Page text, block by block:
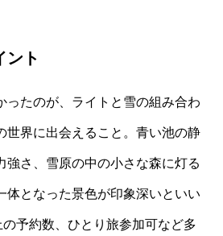
ント
ったのが、ライトと雪の組み合わ
世界に出会えること。青い池の静
強さ、雪原の中の小さな森に灯る
体となった景色が印象深いといい
予約数、ひとり旅参加可など多